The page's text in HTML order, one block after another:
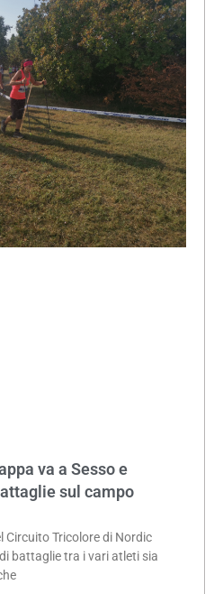
va a Sesso e
sul campo
Circuito Tricolore di Nordic
battaglie tra i vari atleti sia